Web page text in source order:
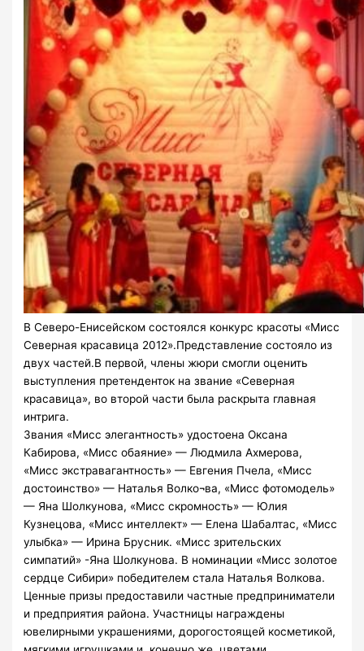
В Северо-Енисейском состоялся конкурс красоты «Мисс
Северная красавица 2012».Представление состояло из
двух частей.В первой, члены жюри смогли оценить
выступления претенденток на звание «Северная
красавица», во второй части была раскрыта главная
интрига.
Звания «Мисс элегантность» удостоена Оксана
Кабирова, «Мисс обаяние» — Людмила Ахмерова,
«Мисс экстравагантность» — Евгения Пчела, «Мисс
достоинство» — Наталья Волко¬ва, «Мисс фотомодель»
— Яна Шолкунова, «Мисс скромность» — Юлия
Кузнецова, «Мисс интеллект» — Елена Шабалтас, «Мисс
улыбка» — Ирина Брусник. «Мисс зрительских
симпатий» -Яна Шолкунова. В номинации «Мисс золотое
сердце Сибири» победителем стала Наталья Волкова.
Ценные призы предоставили частные предприниматели
и предприятия района. Участницы награждены
ювелирными украшениями, дорогостоящей косметикой,